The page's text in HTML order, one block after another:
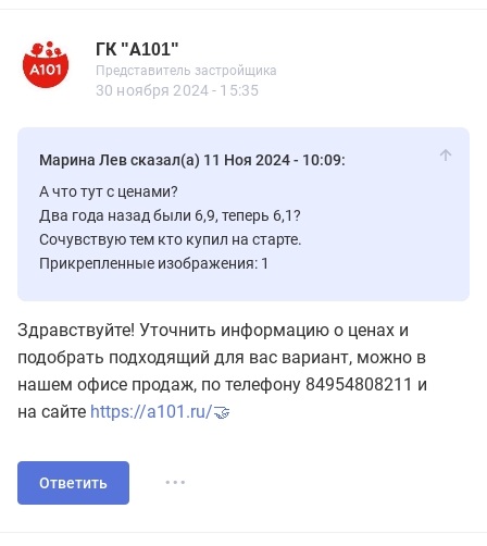
ГК "А101"
ГК "А101"
Представитель застройщика
Представитель застройщика
561 сообщений
30 ноября 2024 - 15:35
Марина Лев сказал(а) 11 Ноя 2024 - 10:09:
А что тут с ценами?
Два года назад были 6,9, теперь 6,1?
Сочувствую тем кто купил на старте.
Прикрепленные изображения: 1
Здравствуйте! Уточнить информацию о ценах и
подобрать подходящий для вас вариант, можно в
нашем офисе продаж, по телефону 84954808211 и
на сайте https://a101.ru/🤝
Ответить ...